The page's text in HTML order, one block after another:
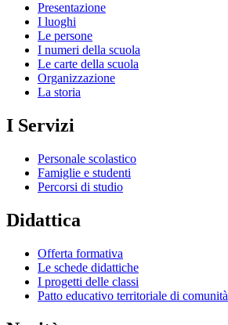
Presentazione
I luoghi
Le persone
I numeri della scuola
Le carte della scuola
Organizzazione
La storia
I Servizi
Personale scolastico
Famiglie e studenti
Percorsi di studio
Didattica
Offerta formativa
Le schede didattiche
I progetti delle classi
Patto educativo territoriale di comunità